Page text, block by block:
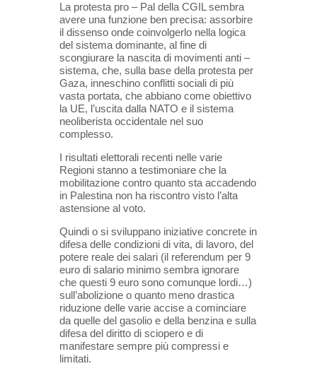
La protesta pro – Pal della CGIL sembra
avere una funzione ben precisa: assorbire
il dissenso onde coinvolgerlo nella logica
del sistema dominante, al fine di
scongiurare la nascita di movimenti anti –
sistema, che, sulla base della protesta per
Gaza, inneschino conflitti sociali di più
vasta portata, che abbiano come obiettivo
la UE, l’uscita dalla NATO e il sistema
neoliberista occidentale nel suo
complesso.
I risultati elettorali recenti nelle varie
Regioni stanno a testimoniare che la
mobilitazione contro quanto sta accadendo
in Palestina non ha riscontro visto l’alta
astensione al voto.
Quindi o si sviluppano iniziative concrete in
difesa delle condizioni di vita, di lavoro, del
potere reale dei salari (il referendum per 9
euro di salario minimo sembra ignorare
che questi 9 euro sono comunque lordi…)
sull’abolizione o quanto meno drastica
riduzione delle varie accise a cominciare
da quelle del gasolio e della benzina e sulla
difesa del diritto di sciopero e di
manifestare sempre più compressi e
limitati.